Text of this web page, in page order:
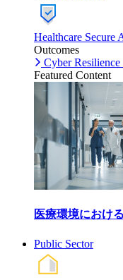
Healthcare Secure
Outcomes
Cyber Resilience
Featured Content
医療環境におけ
Public Sector